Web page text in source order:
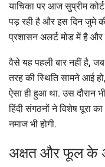
याचिका पर आज सुप्रीम
पड़ रही है और इस दिन जुमे
प्रशासन अलर्ट मोड में है और
वैसे यह पहली बार नहीं है,
तरह की स्थिति सामने आई
ऐसा ही हुआ था. उस दौरान
हिंदी संगठनों ने विशेष पूरा
नमाज भी होगी.
अक्षत और फूल के